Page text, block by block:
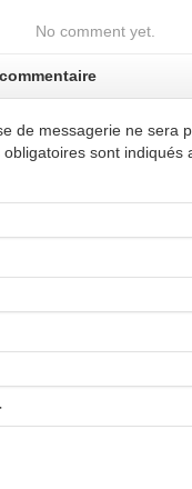
No comment yet.
de messagerie ne sera
obligatoires sont indiqués